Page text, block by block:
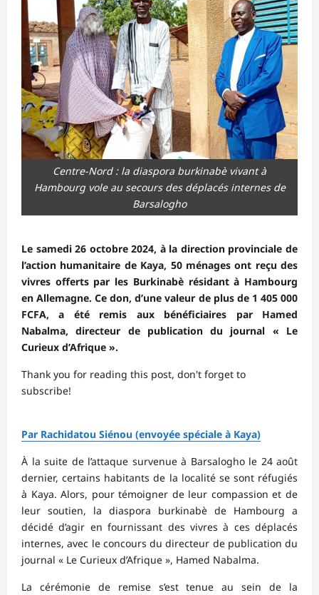
Centre-Nord : la diaspora burkinabè vivant à
Hambourg vole au secours des déplacés internes de
Barsalogho
Le samedi 26 octobre 2024, à la direction provinciale de
l’action humanitaire de Kaya, 50 ménages ont reçu des
vivres offerts par les Burkinabè résidant à Hambourg
en Allemagne. Ce don, d’une valeur de plus de 1 405 000
FCFA, a été remis aux bénéficiaires par Hamed
Nabalma, directeur de publication du journal « Le
Curieux d’Afrique ».
Thank you for reading this post, don't forget to
subscribe!
Par Rachidatou Siénou (envoyée spéciale à Kaya)
À la suite de l’attaque survenue à Barsalogho le 24 août
dernier, certains habitants de la localité se sont réfugiés
à Kaya. Alors, pour témoigner de leur compassion et de
leur soutien, la diaspora burkinabè de Hambourg a
décidé d’agir en fournissant des vivres à ces déplacés
internes, avec le concours du directeur de publication du
journal « Le Curieux d’Afrique », Hamed Nabalma.
La cérémonie de remise s’est tenue au sein de la